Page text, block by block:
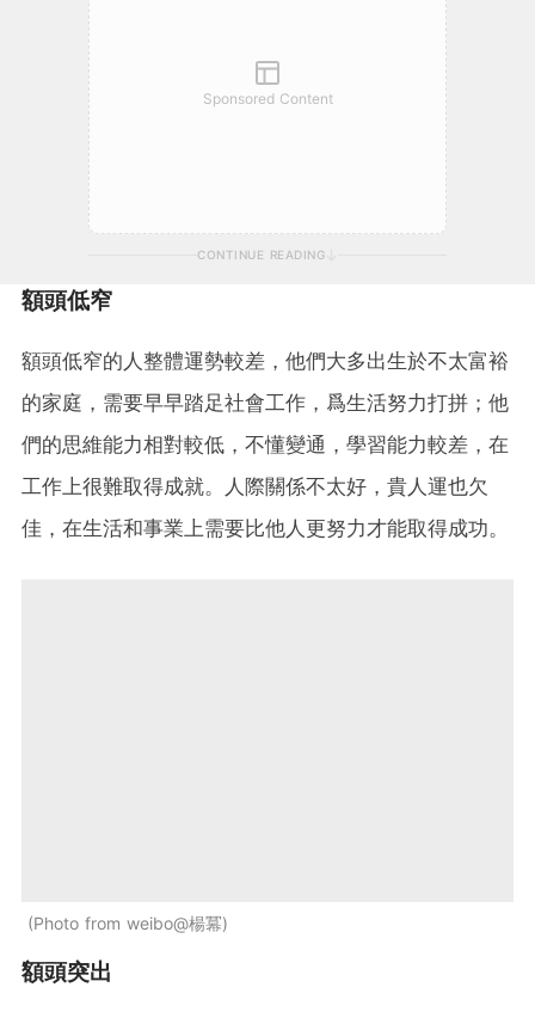
Sponsored Content
CONTINUE READING
額頭低窄
額頭低窄的人整體運勢較差，他們大多出生於不太富裕
的家庭，需要早早踏足社會工作，爲生活努力打拼；他
們的思維能力相對較低，不懂變通，學習能力較差，在
工作上很難取得成就。人際關係不太好，貴人運也欠
佳，在生活和事業上需要比他人更努力才能取得成功。
Photo from weibo@楊冪
額頭突出